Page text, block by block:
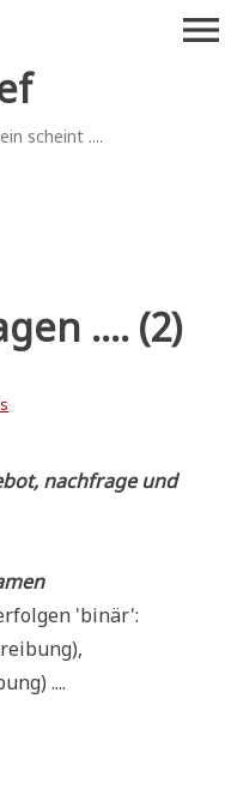
scheint ....
menu
.... (2)
nach­fra­ge und
'binär':
....